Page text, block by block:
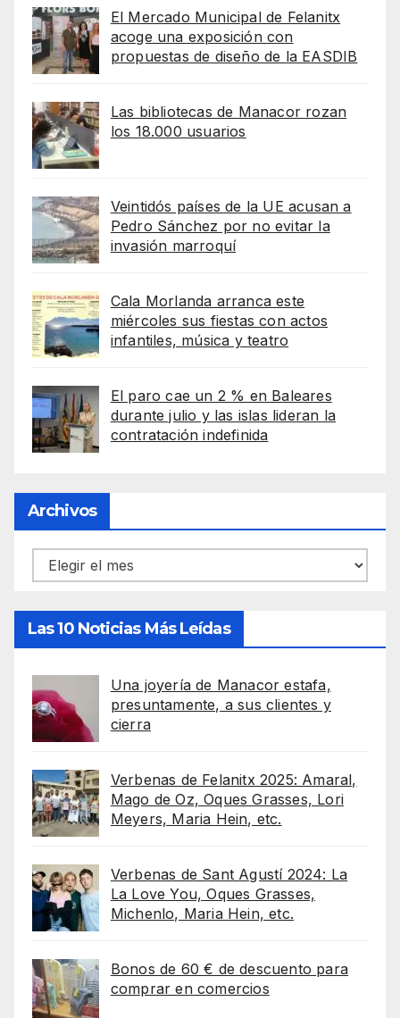
El Mercado Municipal de Felanitx
acoge una exposición con
propuestas de diseño de la EASDIB
Las bibliotecas de Manacor rozan
los 18.000 usuarios
Veintidós países de la UE acusan a
Pedro Sánchez por no evitar la
invasión marroquí
Cala Morlanda arranca este
miércoles sus fiestas con actos
infantiles, música y teatro
El paro cae un 2 % en Baleares
durante julio y las islas lideran la
contratación indefinida
Archivos
Archivos
Las 10 Noticias Más Leídas
Una joyería de Manacor estafa,
presuntamente, a sus clientes y
cierra
Verbenas de Felanitx 2025: Amaral,
Mago de Oz, Oques Grasses, Lori
Meyers, Maria Hein, etc.
Verbenas de Sant Agustí 2024: La
La Love You, Oques Grasses,
Michenlo, Maria Hein, etc.
Bonos de 60 € de descuento para
comprar en comercios